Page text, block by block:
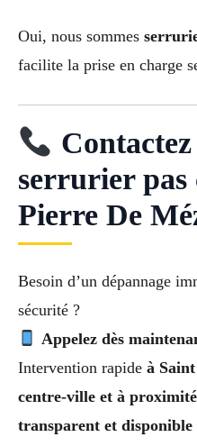
Oui, nous sommes
facilite la prise en charge
serrurier pas
Pierre De
Besoin d’un dépannage
sécurité ?
Appelez dès
Intervention rapide à
centre-ville et à proximité
transparent et disponible